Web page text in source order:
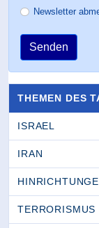
Newsletter
Senden
THEMEN DES
ISRAEL
IRAN
TERRORISMUS